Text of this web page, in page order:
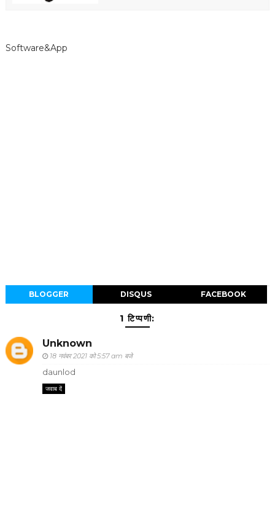
Software&App
BLOGGER DISQUS FACEBOOK
1 टिप्पणी:
Unknown
18 नवंबर 2021 को 5:57 am बजे
daunlod
जवाब दें